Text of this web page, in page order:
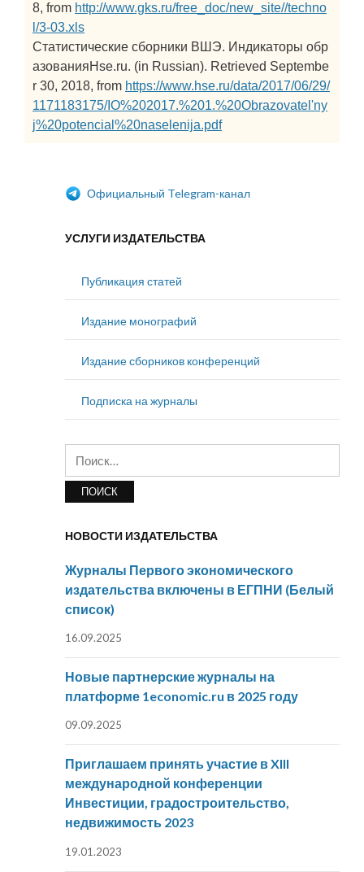
8, from http://www.gks.ru/free_doc/new_site//techno
l/3-03.xls
Статистические сборники ВШЭ. Индикаторы обр
азованияHse.ru. (in Russian). Retrieved Septembe
r 30, 2018, from https://www.hse.ru/data/2017/06/29/
1171183175/IO%202017.%201.%20Obrazovatel'ny
j%20potencial%20naselenija.pdf
Официальный Telegram-канал
УСЛУГИ ИЗДАТЕЛЬСТВА
Публикация статей
Издание монографий
Издание сборников конференций
Подписка на журналы
НОВОСТИ ИЗДАТЕЛЬСТВА
Журналы Первого экономического
издательства включены в ЕГПНИ (Белый
список)
16.09.2025
Новые партнерские журналы на
платформе 1economic.ru в 2025 году
09.09.2025
Приглашаем принять участие в XIII
международной конференции
Инвестиции, градостроительство,
недвижимость 2023
19.01.2023